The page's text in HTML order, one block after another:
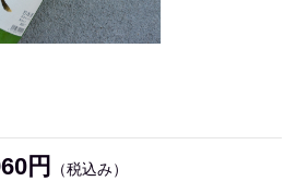
円 （税込み）